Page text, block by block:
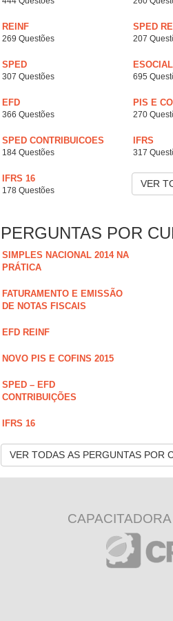
REINF
269 Questões
SPED
207
SPED
307 Questões
ESOCIAL
695
EFD
366 Questões
PIS E
270
SPED CONTRIBUICOES
184 Questões
IFRS
317
IFRS 16
178 Questões
VER
PERGUNTAS POR
SIMPLES NACIONAL 2014 NA
PRÁTICA
FATURAMENTO E EMISSÃO
DE NOTAS FISCAIS
EFD REINF
NOVO PIS E COFINS 2015
SPED – EFD
CONTRIBUIÇÕES
IFRS 16
VER TODAS AS PERGUNTAS POR